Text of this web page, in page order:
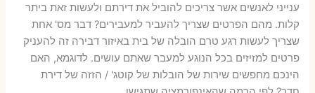
ענייני לאנשים אשר צריכים להוביל את דירתם ולעשות זאת ביתר
קלות. מהם הפרטים שצריך להעביר למעבירים? דבר מס' אחת
שצריך לעשות רגע טרם הובלה של בית באיזור דבירה זה להעניק
פרטים למזיזים בכל הנוגע למעבר שאתם עושים. לדוגמא, האם
הינכם מחפשים שירות של הובלות של קוטג' / הזזה של דירת